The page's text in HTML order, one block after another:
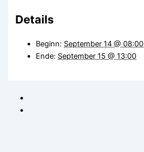
Details
Beginn: September 14 @ 08:00
Ende: September 15 @ 13:00